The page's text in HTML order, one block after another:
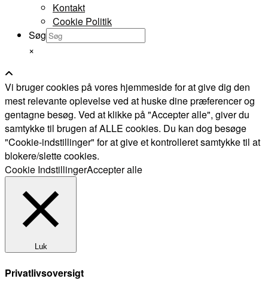
Kontakt
Cookie Politik
Søg
×
Vi bruger cookies på vores hjemmeside for at give dig den
mest relevante oplevelse ved at huske dine præferencer og
gentagne besøg. Ved at klikke på "Accepter alle", giver du
samtykke til brugen af ALLE cookies. Du kan dog besøge
"Cookie-indstillinger" for at give et kontrolleret samtykke til at
blokere/slette cookies.
Cookie IndstillingerAccepter alle
Luk
Privatlivsoversigt